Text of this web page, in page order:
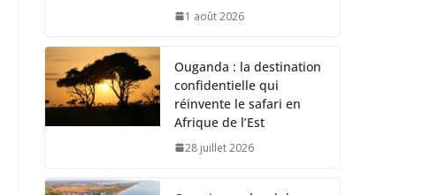
1 août 2026
Ouganda : la destination
confidentielle qui
réinvente le safari en
Afrique de l’Est
28 juillet 2026